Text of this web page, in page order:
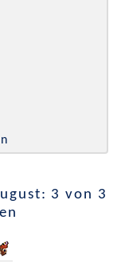
3 von 3